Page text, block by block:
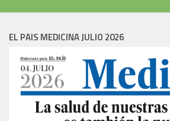
EL PAIS MEDICINA JULIO 2026